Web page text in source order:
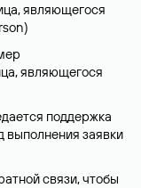
являющегося
являющегося
поддержка
заявки
связи, чтобы